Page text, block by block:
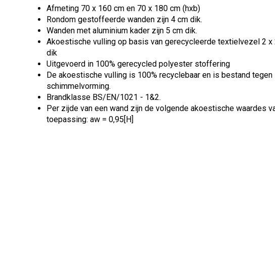
Afmeting 70 x 160 cm en 70 x 180 cm (hxb)
Rondom gestoffeerde wanden zijn 4 cm dik.
Wanden met aluminium kader zijn 5 cm dik.
Akoestische vulling op basis van gerecycleerde textielvezel 2 x
dik
Uitgevoerd in 100% gerecycled polyester stoffering
De akoestische vulling is 100% recyclebaar en is bestand tegen
schimmelvorming.
Brandklasse BS/EN/1021 - 1&2.
Per zijde van een wand zijn de volgende akoestische waardes
toepassing: aw = 0,95[H]